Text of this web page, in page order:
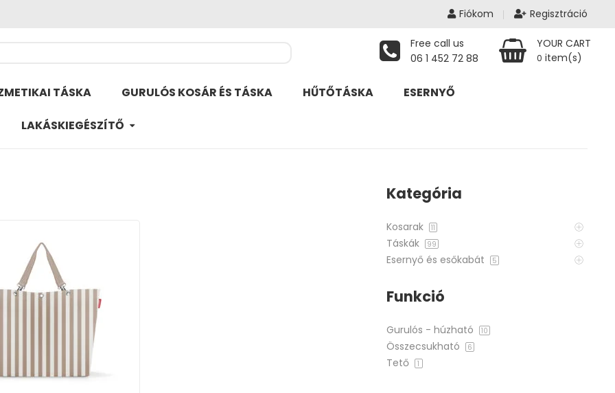
Fiókom Regisztráció
Free call us
06 1 452 72 88
YOUR CART
0 item(s)
TÁSKA GURULÓS KOSÁR ÉS TÁSKA HŰTŐTÁSKA ESERNYŐ
LAKÁSKIEGÉSZÍTŐ
Kategória
Kosarak 11
Táskák 99
Esernyő és esőkabát 5
Funkció
Gurulós - húzható 10
Összecsukható 6
Tető 1